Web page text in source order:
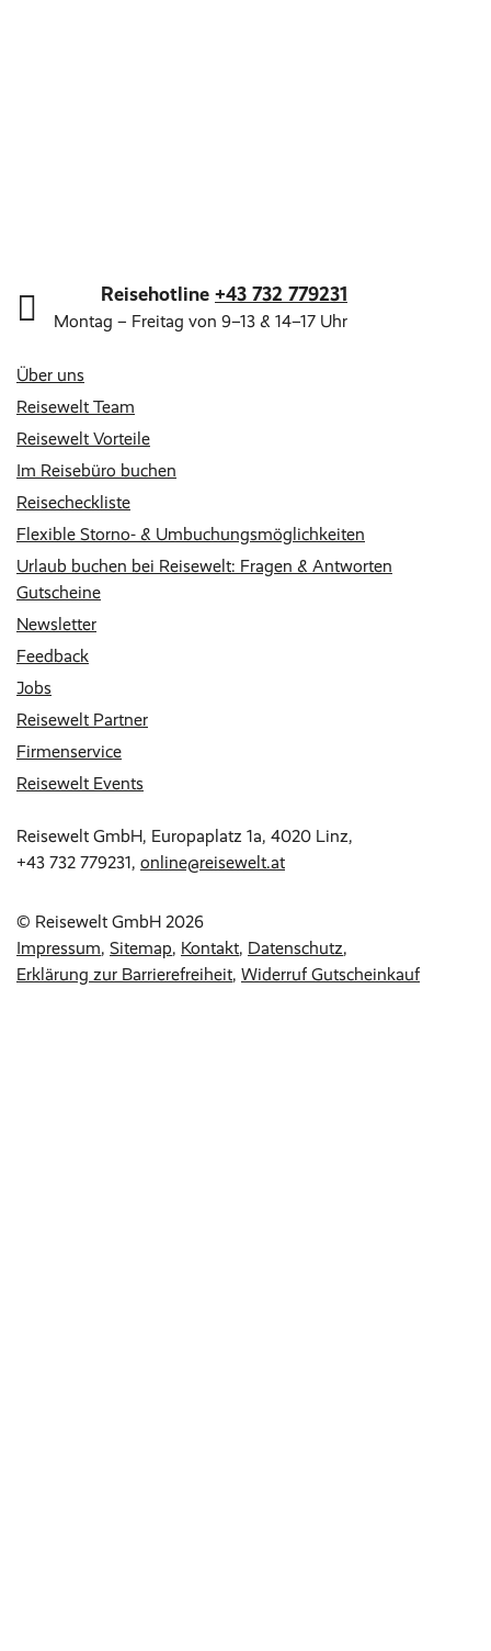
Über uns
Reisewelt Team
Reisewelt Vorteile
Im Reisebüro buchen
Reisecheckliste
Flexible Storno- & Umbuchungsmöglichkeiten
Urlaub buchen bei Reisewelt: Fragen & Antworten
Gutscheine
Newsletter
Feedback
Jobs
Reisewelt Partner
Firmenservice
Reisewelt Events
Reisehotline +43 732 779231
Montag – Freitag von 9–13 & 14–17 Uhr
Reisewelt GmbH, Europaplatz 1a, 4020 Linz,
+43 732 779231, online@reisewelt.at
© Reisewelt GmbH 2026
Impressum Sitemap Kontakt Datenschutz
Erklärung zur Barrierefreiheit Widerruf Gutscheinkauf